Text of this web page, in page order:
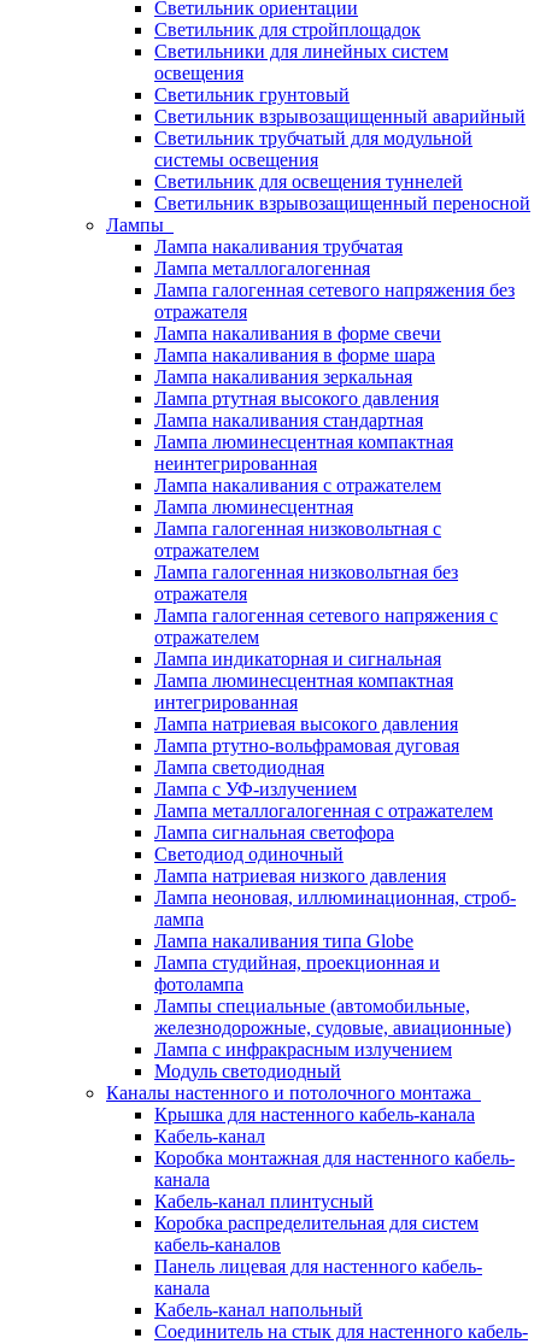
Светильник ориентации
Светильник для стройплощадок
Светильники для линейных систем
освещения
Светильник грунтовый
Светильник взрывозащищенный аварийный
Светильник трубчатый для модульной
системы освещения
Светильник для освещения туннелей
Светильник взрывозащищенный переносной
Лампы
Лампа накаливания трубчатая
Лампа металлогалогенная
Лампа галогенная сетевого напряжения без
отражателя
Лампа накаливания в форме свечи
Лампа накаливания в форме шара
Лампа накаливания зеркальная
Лампа ртутная высокого давления
Лампа накаливания стандартная
Лампа люминесцентная компактная
неинтегрированная
Лампа накаливания с отражателем
Лампа люминесцентная
Лампа галогенная низковольтная с
отражателем
Лампа галогенная низковольтная без
отражателя
Лампа галогенная сетевого напряжения с
отражателем
Лампа индикаторная и сигнальная
Лампа люминесцентная компактная
интегрированная
Лампа натриевая высокого давления
Лампа ртутно-вольфрамовая дуговая
Лампа светодиодная
Лампа с УФ-излучением
Лампа металлогалогенная с отражателем
Лампа сигнальная светофора
Светодиод одиночный
Лампа натриевая низкого давления
Лампа неоновая, иллюминационная, строб-
лампа
Лампа накаливания типа Globe
Лампа студийная, проекционная и
фотолампа
Лампы специальные (автомобильные,
железнодорожные, судовые, авиационные)
Лампа с инфракрасным излучением
Модуль светодиодный
Каналы настенного и потолочного монтажа
Крышка для настенного кабель-канала
Кабель-канал
Коробка монтажная для настенного кабель-
канала
Кабель-канал плинтусный
Коробка распределительная для систем
кабель-каналов
Панель лицевая для настенного кабель-
канала
Кабель-канал напольный
Соединитель на стык для настенного кабель-